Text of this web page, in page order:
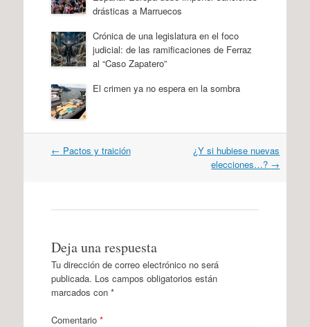
drásticas a Marruecos
Crónica de una legislatura en el foco
judicial: de las ramificaciones de Ferraz
al “Caso Zapatero”
El crimen ya no espera en la sombra
Navegación
← Pactos y traición
¿Y si hubiese nuevas
elecciones…? →
Deja una respuesta
Tu dirección de correo electrónico no será
publicada. Los campos obligatorios están
marcados con *
Comentario *